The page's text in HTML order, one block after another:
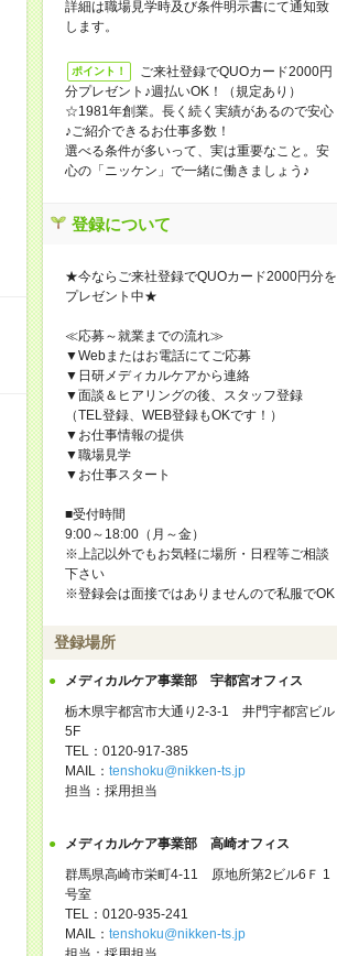
詳細は職場見学時及び条件明示書にて通知致
します。
ポイント！
ご来社登録でQUOカード2000円
分プレゼント♪週払いOK！（規定あり）
☆1981年創業。長く続く実績があるので安心
♪ご紹介できるお仕事多数！
選べる条件が多いって、実は重要なこと。安
心の「ニッケン」で一緒に働きましょう♪
登録について
★今ならご来社登録でQUOカード2000円分を
プレゼント中★
≪応募～就業までの流れ≫
▼Webまたはお電話にてご応募
▼日研メディカルケアから連絡
▼面談＆ヒアリングの後、スタッフ登録
（TEL登録、WEB登録もOKです！）
▼お仕事情報の提供
▼職場見学
▼お仕事スタート
■受付時間
9:00～18:00（月～金）
※上記以外でもお気軽に場所・日程等ご相談
下さい
※登録会は面接ではありませんので私服でOK
登録場所
メディカルケア事業部 宇都宮オフィス
栃木県宇都宮市大通り2-3-1 井門宇都宮ビル
5F
TEL：0120-917-385
MAIL： tenshoku@nikken-ts.jp
担当：採用担当
メディカルケア事業部 高崎オフィス
群馬県高崎市栄町4-11 原地所第2ビル6Ｆ 1
号室
TEL：0120-935-241
MAIL： tenshoku@nikken-ts.jp